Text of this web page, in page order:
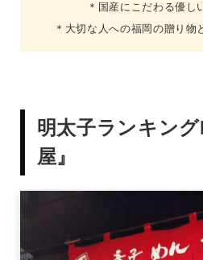
＊国産にこだわる優し
＊大切な人への福岡の贈り物
明太子ランキン
屋』